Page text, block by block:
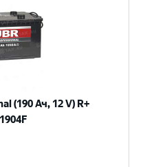
(190 Ач, 12 V) R+